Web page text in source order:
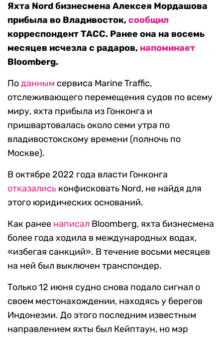
Яхта Nord бизнесмена Алексея Мордашова
прибыла во Владивосток,сообщил
корреспондент ТАСС. Ранее она на восемь
месяцев исчезла с радаров, напоминает
Bloomberg.
Поданным сервиса Marine Traffic,
отслеживающего перемещения судов по всему
миру, яхта прибыла из Гонконга и
пришвартовалась около семи утра по
владивостокскому времени (полночь по
Москве).
В октябре 2022 года власти Гонконга
отказались конфисковать Nord, не найдя для
этого юридических оснований.
Как ранее написал Bloomberg, яхта бизнесмена
более года ходила в международных водах,
«избегая санкций». В течение восьми месяцев
на ней был выключен транспондер.
Только 12 июня судно снова подало сигнал о
своем местонахождении, находясь у берегов
Индонезии. До этого последним известным
направлением яхты был Кейптаун, но мэр